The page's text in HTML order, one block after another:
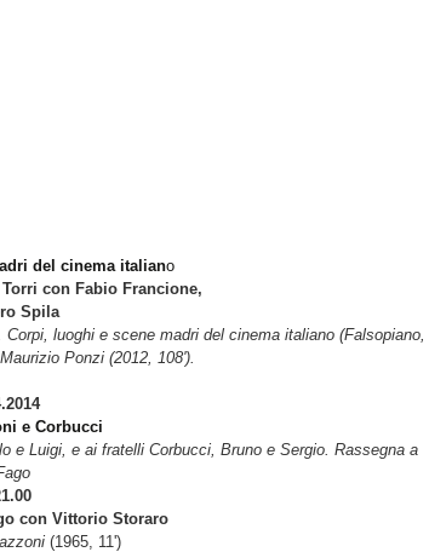
del cinema italiano
con Fabio Francione,
Spila
luoghi e scene madri del cinema italiano (Falsopiano,
Ponzi (2012, 108').
e Corbucci
e Luigi, e ai fratelli Corbucci, Bruno e Sergio. Rassegna a
con Vittorio Storaro
(1965, 11')